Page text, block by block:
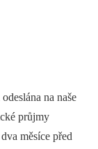
na naše
průjmy
měsíce před